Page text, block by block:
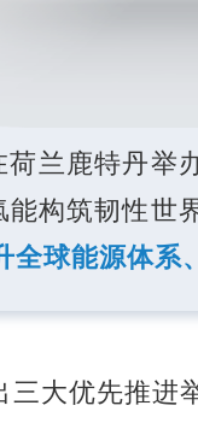
兰鹿特丹举
构筑韧性世
全球能源体系
三大优先推进